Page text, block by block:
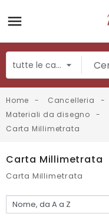
Home Cancelleria
Materiali da disegno
Carta Millimetrata
Carta Millimetrata
Carta Millimetrata